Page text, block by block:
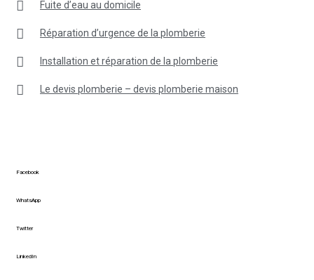
Fuite d’eau au domicile
Réparation d’urgence de la plomberie
Installation et réparation de la plomberie
Le devis plomberie – devis plomberie maison
Facebook
WhatsApp
Twitter
LinkedIn